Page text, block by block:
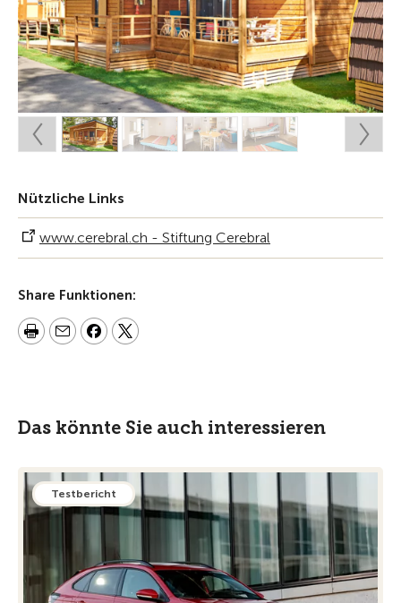
Nützliche Links
www.cerebral.ch - Stiftung Cerebral
Share Funktionen:
Das könnte Sie auch interessieren
Testbericht